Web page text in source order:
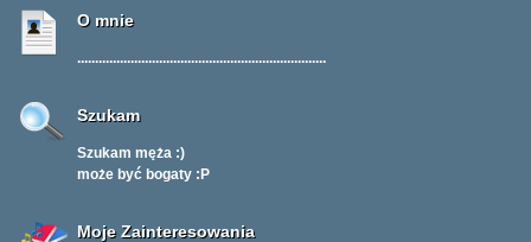
O mnie
......................................................................
Szukam
Szukam męża :)
może być bogaty :P
Moje Zainteresowania